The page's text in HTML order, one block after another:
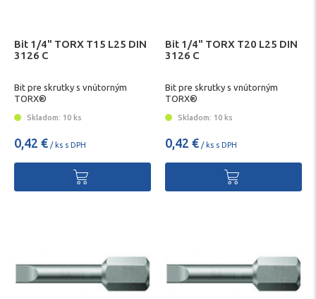
Bit 1/4" TORX T15 L25 DIN
3126 C
Bit pre skrutky s vnútorným
TORX®
Skladom: 10 ks
0,42 € / ks s DPH
Bit 1/4" TORX T20 L25 DIN
3126 C
Bit pre skrutky s vnútorným
TORX®
Skladom: 10 ks
0,42 € / ks s DPH